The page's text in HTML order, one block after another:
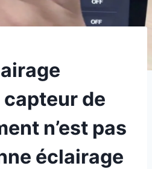
de
n’est pas
éclairage